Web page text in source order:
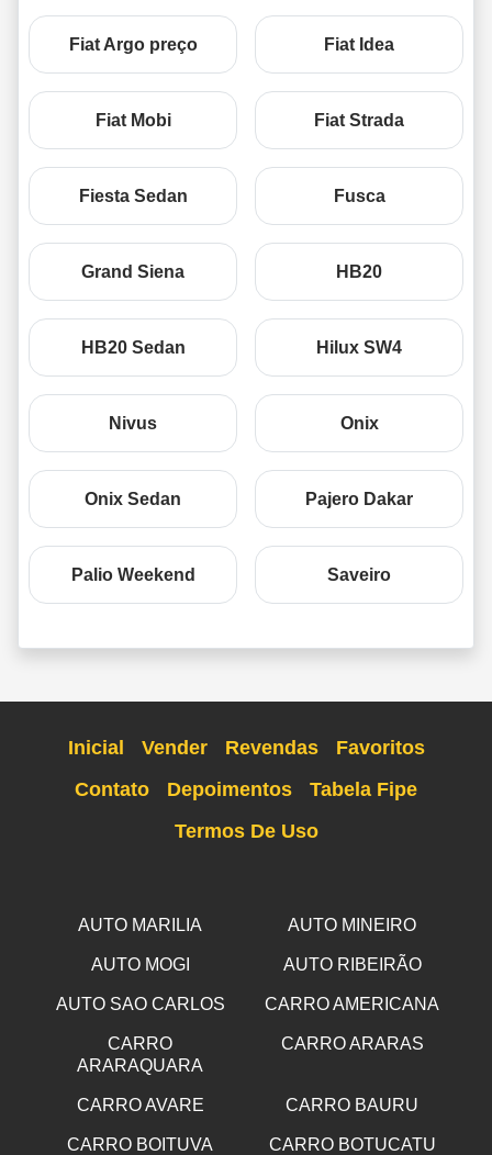
Fiat Argo preço Fiat Idea
Fiat Mobi Fiat Strada
Fiesta Sedan Fusca
Grand Siena HB20
HB20 Sedan Hilux SW4
Nivus Onix
Onix Sedan Pajero Dakar
Palio Weekend Saveiro
Inicial Vender Revendas
Favoritos
Contato
Depoimentos
Tabela Fipe
Termos De Uso
AUTO MARILIA AUTO MINEIRO
AUTO MOGI AUTO RIBEIRÃO
AUTO SAO CARLOS CARRO AMERICANA
CARRO
ARARAQUARA
CARRO ARARAS
CARRO AVARE CARRO BAURU
CARRO BOITUVA CARRO BOTUCATU